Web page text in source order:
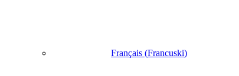
Français (Francuski)